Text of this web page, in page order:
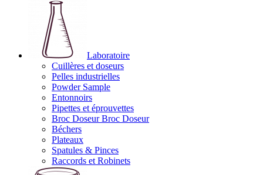
Laboratoire
Cuillères et doseurs
Pelles industrielles
Powder Sample
Entonnoirs
Pipettes et éprouvettes
Broc Doseur Broc Doseur
Béchers
Plateaux
Spatules & Pinces
Raccords et Robinets